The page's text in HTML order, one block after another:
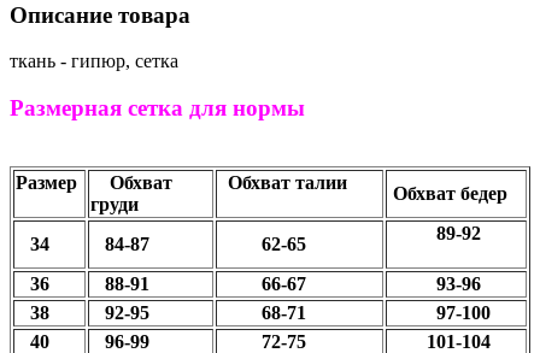
Описание товара
ткань - гипюр, сетка
Размерная сетка для нормы
Размер
Обхват
груди
Обхват талии
Обхват бедер
34 84-87 62-65
89-92
36 88-91 66-67
93-96
38
92-95 68-71
97-100
40
96-99 72-75
101-104